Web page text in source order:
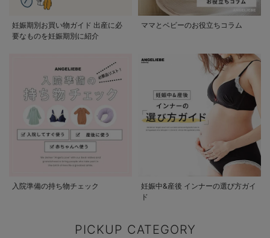
妊娠期別お買い物ガイド 出産に必
要なものを妊娠期別に紹介
ママとベビーのお役立ちコラム
入院準備の持ち物チェック
妊娠中&産後 インナーの選び方ガイ
ド
PICKUP CATEGORY